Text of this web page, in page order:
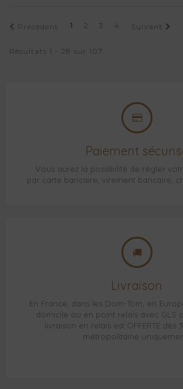
Précédent 1 2 3 4 Suivant
Résultats 1 - 28 sur 107.
Paiement
Vous aurez la possibilité de régler
par carte bancaire, virement bancaire,
Livraison
En France, dans les Dom-Tom, en
domicile ou en point relais avec GLS
livraison en relais est OFFERTE dès
métropolitaine